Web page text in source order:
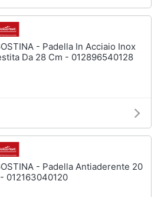
- Padella In Acciaio Inox
Da 28 Cm - 012896540128
- Padella Antiaderente 20
012163040120